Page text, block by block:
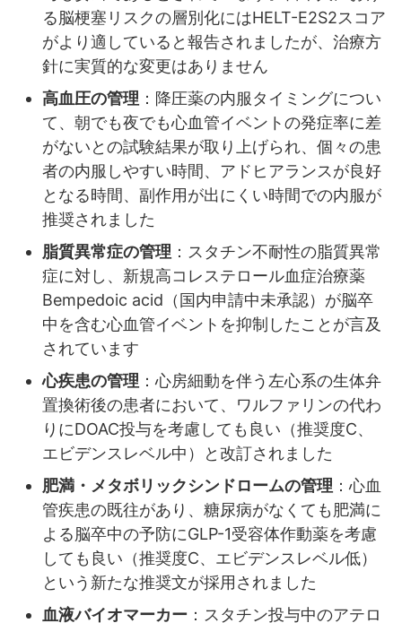
る脳梗塞リスクの層別化にはHELT-E2S2スコア
がより適していると報告されましたが、治療方
針に実質的な変更はありません
高血圧の管理 ：降圧薬の内服タイミングについ
て、朝でも夜でも心血管イベントの発症率に差
がないとの試験結果が取り上げられ、個々の患
者の内服しやすい時間、アドヒアランスが良好
となる時間、副作用が出にくい時間での内服が
推奨されました
脂質異常症の管理 ：スタチン不耐性の脂質異常
症に対し、新規高コレステロール血症治療薬
Bempedoic acid（国内申請中未承認）が脳卒
中を含む心血管イベントを抑制したことが言及
されています
心疾患の管理 ：心房細動を伴う左心系の生体弁
置換術後の患者において、ワルファリンの代わ
りにDOAC投与を考慮しても良い（推奨度C、
エビデンスレベル中）と改訂されました
肥満・メタボリックシンドロームの管理 ：心血
管疾患の既往があり、糖尿病がなくても肥満に
よる脳卒中の予防にGLP-1受容体作動薬を考慮
しても良い（推奨度C、エビデンスレベル低）
という新たな推奨文が採用されました
血液バイオマーカー ：スタチン投与中のアテロ